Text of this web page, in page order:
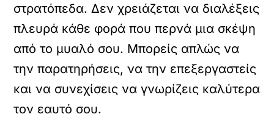
στρατόπεδα. Δεν χρειάζεται να διαλέξεις
πλευρά κάθε φορά που περνά μια σκέψη
από το μυαλό σου. Μπορείς απλώς να
την παρατηρήσεις, να την επεξεργαστείς
και να συνεχίσεις να γνωρίζεις καλύτερα
τον εαυτό σου.